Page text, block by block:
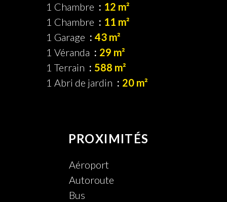
1 Chambre
12 m²
1 Chambre
11 m²
1 Garage
43 m²
1 Véranda
29 m²
1 Terrain
588 m²
1 Abri de jardin
20 m²
PROXIMITÉS
Aéroport
Autoroute
Bus